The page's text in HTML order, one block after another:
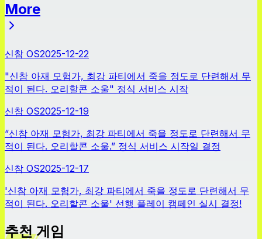
More
신참 OS2025-12-22
"신참 아재 모험가, 최강 파티에서 죽을 정도로 단련해서 무
적이 된다. 오리할콘 소울" 정식 서비스 시작
신참 OS2025-12-19
“신참 아재 모험가, 최강 파티에서 죽을 정도로 단련해서 무
적이 된다. 오리할콘 소울.” 정식 서비스 시작일 결정
신참 OS2025-12-17
'신참 아재 모험가, 최강 파티에서 죽을 정도로 단련해서 무
적이 된다. 오리할콘 소울' 선행 플레이 캠페인 실시 결정!
추천 게임